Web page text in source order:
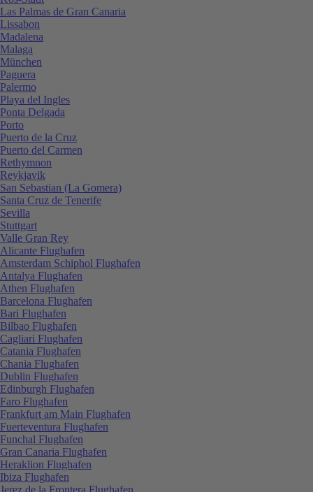
Las Palmas de Gran Canaria
Lissabon
Madalena
Malaga
München
Paguera
Palermo
Playa del Ingles
Ponta Delgada
Porto
Puerto de la Cruz
Puerto del Carmen
Rethymnon
Reykjavik
San Sebastian (La Gomera)
Santa Cruz de Tenerife
Sevilla
Stuttgart
Valle Gran Rey
Alicante Flughafen
Amsterdam Schiphol Flughafen
Antalya Flughafen
Athen Flughafen
Barcelona Flughafen
Bari Flughafen
Bilbao Flughafen
Cagliari Flughafen
Catania Flughafen
Chania Flughafen
Dublin Flughafen
Edinburgh Flughafen
Faro Flughafen
Frankfurt am Main Flughafen
Fuerteventura Flughafen
Funchal Flughafen
Gran Canaria Flughafen
Heraklion Flughafen
Ibiza Flughafen
Jerez de la Frontera Flughafen